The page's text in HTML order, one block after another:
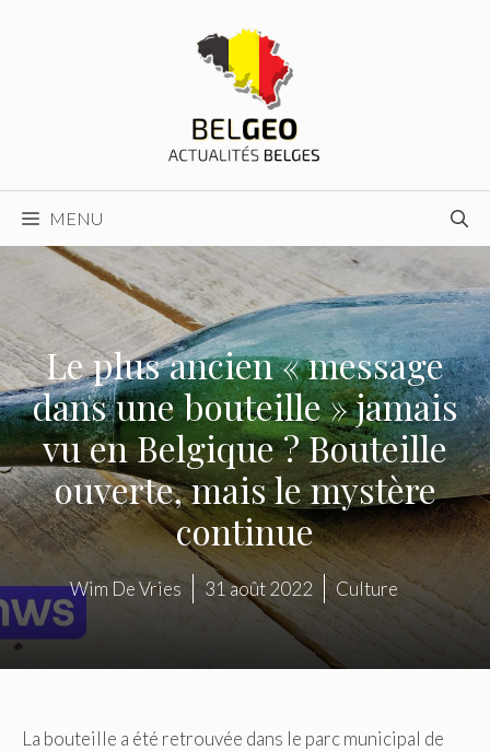
MENU
Le plus ancien « message
dans une bouteille » jamais
vu en Belgique ? Bouteille
ouverte, mais le mystère
continue
Wim De Vries 31 août 2022 Culture
La bouteille a été retrouvée dans le parc municipal de